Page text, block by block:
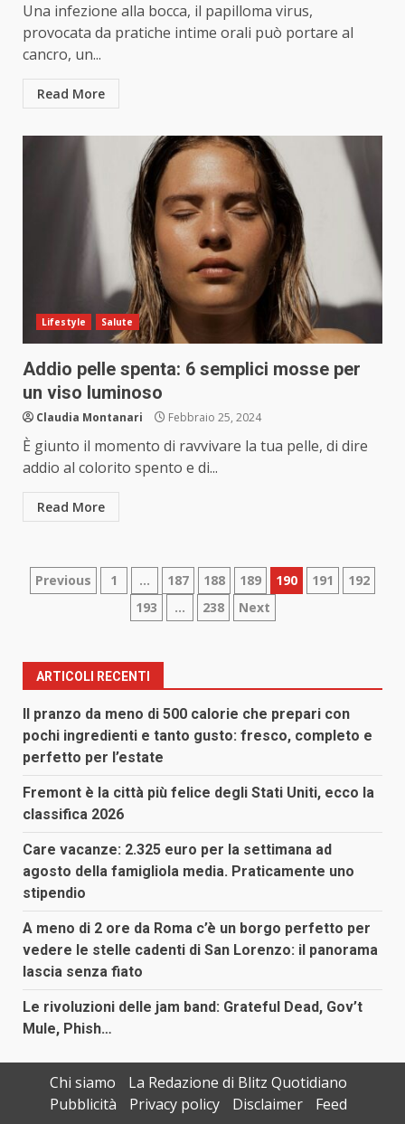
Una infezione alla bocca, il papilloma virus,
provocata da pratiche intime orali può portare al
cancro, un...
Read More
Lifestyle Salute
Addio pelle spenta: 6 semplici mosse per
un viso luminoso
Claudia Montanari Febbraio 25, 2024
È giunto il momento di ravvivare la tua pelle, di dire
addio al colorito spento e di...
Read More
Paginazione
articoli
Previous 1 … 187 188 189 190 191
192
193
… 238 Next
ARTICOLI RECENTI
Il pranzo da meno di 500 calorie che prepari con
pochi ingredienti e tanto gusto: fresco, completo e
perfetto per l’estate
Fremont è la città più felice degli Stati Uniti, ecco la
classifica 2026
Care vacanze: 2.325 euro per la settimana ad
agosto della famigliola media. Praticamente uno
stipendio
A meno di 2 ore da Roma c’è un borgo perfetto per
vedere le stelle cadenti di San Lorenzo: il panorama
lascia senza fiato
Le rivoluzioni delle jam band: Grateful Dead, Gov’t
Mule, Phish…
Chi siamo
La Redazione di Blitz Quotidiano
Pubblicità
Privacy policy Disclaimer Feed